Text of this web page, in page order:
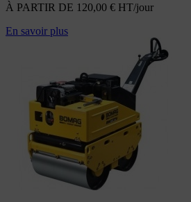
À PARTIR DE 120,00 € HT/jour
En savoir plus